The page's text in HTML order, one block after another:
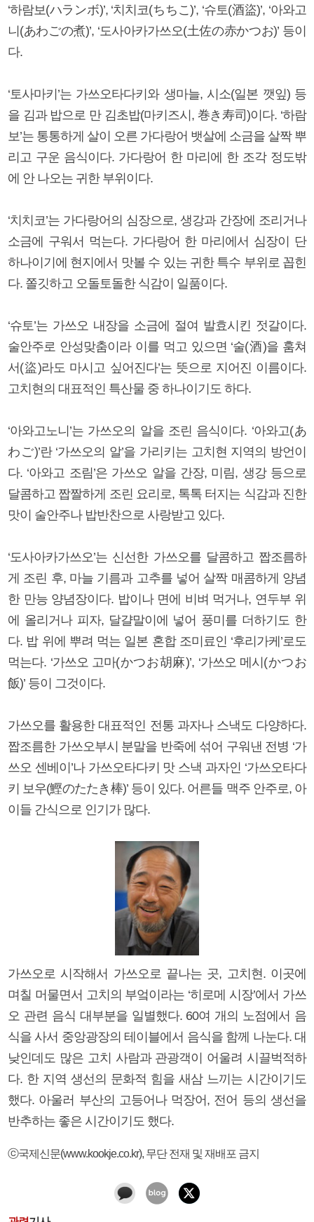
‘하람보(ハランボ)’, ‘치치코(ちちこ)’, ‘슈토(酒盜)’, ‘아와고
니(あわごの煮)’, ‘도사아카가쓰오(土佐の赤かつお)’ 등이
다.
‘토사마키’는 가쓰오타다키와 생마늘, 시소(일본 깻잎) 등
을 김과 밥으로 만 김초밥(마키즈시, 巻き寿司)이다. ‘하람
보’는 통통하게 살이 오른 가다랑어 뱃살에 소금을 살짝 뿌
리고 구운 음식이다. 가다랑어 한 마리에 한 조각 정도밖
에 안 나오는 귀한 부위이다.
‘치치코’는 가다랑어의 심장으로, 생강과 간장에 조리거나
소금에 구워서 먹는다. 가다랑어 한 마리에서 심장이 단
하나이기에 현지에서 맛볼 수 있는 귀한 특수 부위로 꼽힌
다. 쫄깃하고 오돌토돌한 식감이 일품이다.
‘슈토’는 가쓰오 내장을 소금에 절여 발효시킨 젓갈이다.
술안주로 안성맞춤이라 이를 먹고 있으면 ‘술(酒)을 훔쳐
서(盜)라도 마시고 싶어진다’는 뜻으로 지어진 이름이다.
고치현의 대표적인 특산물 중 하나이기도 하다.
‘아와고노니’는 가쓰오의 알을 조린 음식이다. ‘아와고(あ
わご)’란 ‘가쓰오의 알’을 가리키는 고치현 지역의 방언이
다. ‘아와고 조림’은 가쓰오 알을 간장, 미림, 생강 등으로
달콤하고 짭짤하게 조린 요리로, 톡톡 터지는 식감과 진한
맛이 술안주나 밥반찬으로 사랑받고 있다.
‘도사아카가쓰오’는 신선한 가쓰오를 달콤하고 짭조름하
게 조린 후, 마늘 기름과 고추를 넣어 살짝 매콤하게 양념
한 만능 양념장이다. 밥이나 면에 비벼 먹거나, 연두부 위
에 올리거나 피자, 달걀말이에 넣어 풍미를 더하기도 한
다. 밥 위에 뿌려 먹는 일본 혼합 조미료인 ‘후리가케’로도
먹는다. ‘가쓰오 고마(かつお胡麻)’, ‘가쓰오 메시(かつお
飯)’ 등이 그것이다.
가쓰오를 활용한 대표적인 전통 과자나 스낵도 다양하다.
짭조름한 가쓰오부시 분말을 반죽에 섞어 구워낸 전병 ‘가
쓰오 센베이’나 가쓰오타다키 맛 스낵 과자인 ‘가쓰오타다
키 보우(鰹のたたき棒)’ 등이 있다. 어른들 맥주 안주로, 아
이들 간식으로 인기가 많다.
가쓰오로 시작해서 가쓰오로 끝나는 곳, 고치현. 이곳에
며칠 머물면서 고치의 부엌이라는 ‘히로메 시장’에서 가쓰
오 관련 음식 대부분을 일별했다. 60여 개의 노점에서 음
식을 사서 중앙광장의 테이블에서 음식을 함께 나눈다. 대
낮인데도 많은 고치 사람과 관광객이 어울려 시끌벅적하
다. 한 지역 생선의 문화적 힘을 새삼 느끼는 시간이기도
했다. 아울러 부산의 고등어나 먹장어, 전어 등의 생선을
반추하는 좋은 시간이기도 했다.
ⓒ국제신문(www.kookje.co.kr), 무단 전재 및 재배포 금지